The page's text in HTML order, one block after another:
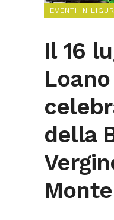
EVENTI IN
Il 16
della